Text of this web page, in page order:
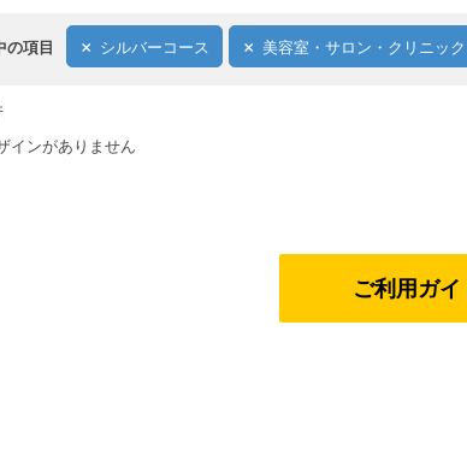
の項目 シルバーコース 美容室・サロン・クリニック
インがありません
ご利用ガ